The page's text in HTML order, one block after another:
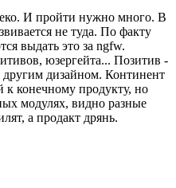
И пройти нужно много. В
не туда. По факту
выдать это за ngfw.
юзергейта... Позитив -
дизайном. Континент
конечному продукту, но
модулях, видно разные
а продакт дрянь.